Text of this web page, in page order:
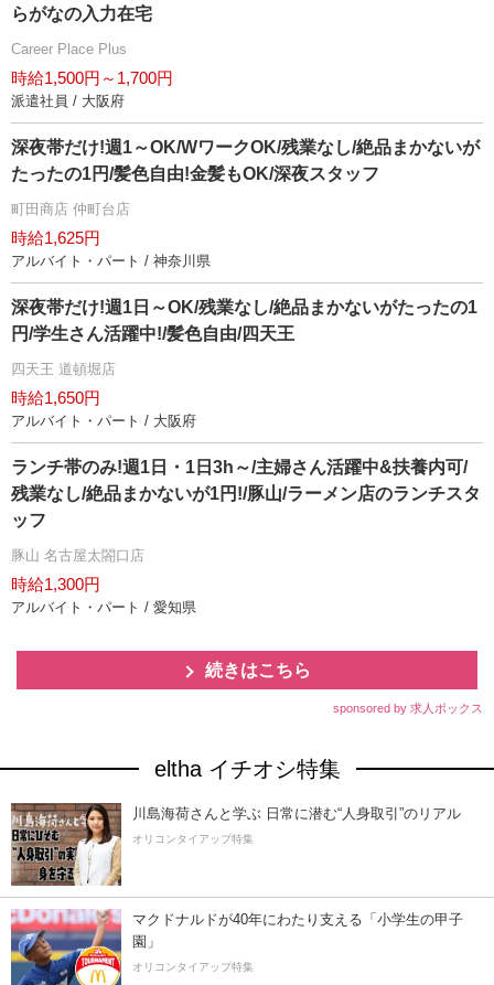
らがなの入力在宅
Career Place Plus
時給1,500円～1,700円
派遣社員 / 大阪府
深夜帯だけ!週1～OK/WワークOK/残業なし/絶品まかないが
たったの1円/髪色自由!金髪もOK/深夜スタッフ
町田商店 仲町台店
時給1,625円
アルバイト・パート / 神奈川県
深夜帯だけ!週1日～OK/残業なし/絶品まかないがたったの1
円/学生さん活躍中!/髪色自由/四天王
四天王 道頓堀店
時給1,650円
アルバイト・パート / 大阪府
ランチ帯のみ!週1日・1日3h～/主婦さん活躍中&扶養内可/
残業なし/絶品まかないが1円!/豚山/ラーメン店のランチスタ
ッフ
豚山 名古屋太閤口店
時給1,300円
アルバイト・パート / 愛知県
続きはこちら
sponsored by 求人ボックス
eltha イチオシ特集
川島海荷さんと学ぶ 日常に潜む“人身取引”のリアル
オリコンタイアップ特集
マクドナルドが40年にわたり支える「小学生の甲子
園」
オリコンタイアップ特集